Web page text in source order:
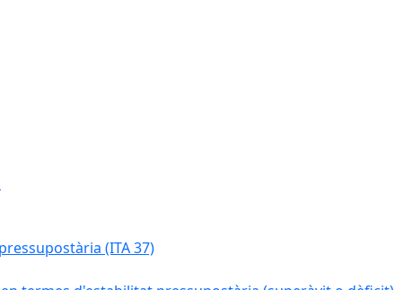
(ITA 37)